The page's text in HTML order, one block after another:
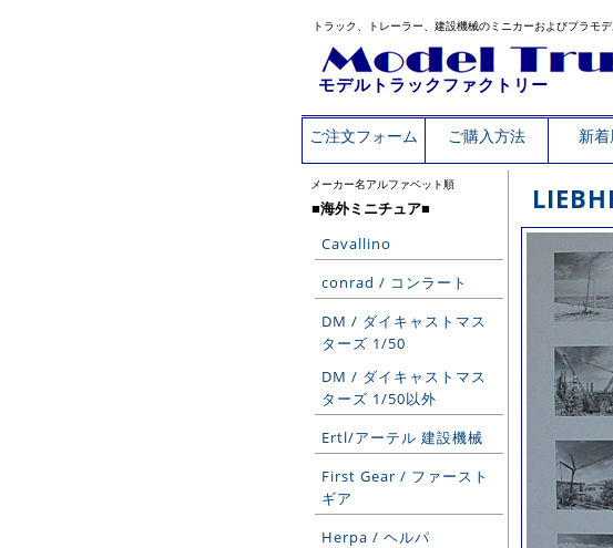
トラック、トレーラー、建設機械のミニカーおよびプラモ
モデルトラックファクトリー
ご注文フォーム ご購入方法 新
メーカー名アルファベット順
■海外ミニチュア■
Cavallino
conrad / コンラート
DM / ダイキャストマス
ターズ 1/50
DM / ダイキャストマス
ターズ 1/50以外
Ertl/アーテル 建設機械
First Gear / ファースト
ギア
Herpa / ヘルパ